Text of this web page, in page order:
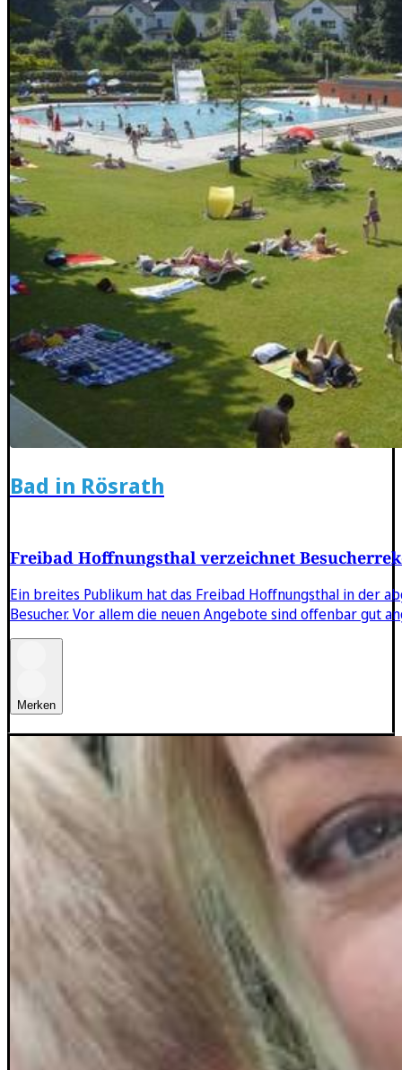
Bad in Rösrath
Freibad Hoffnungsthal verzeichnet
Ein breites Publikum hat das Freibad Hoffnungsthal in der
Besucher. Vor allem die neuen Angebote sind offenbar gut
Merken